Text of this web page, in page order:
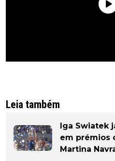
Leia também
Iga Swiatek
em prémios
Martina